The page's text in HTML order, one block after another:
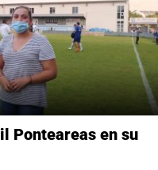
Ponteareas en su